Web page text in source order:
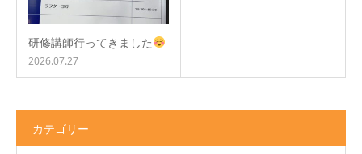
研修講師行ってきました
2026.07.27
カテゴリー